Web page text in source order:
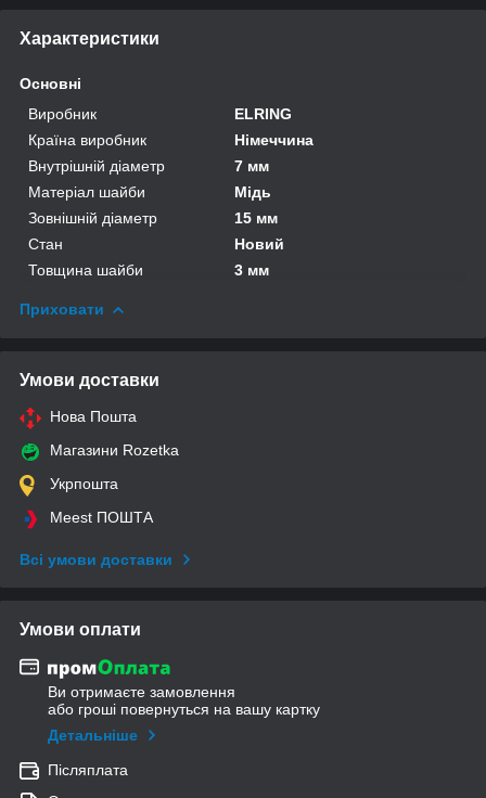
Характеристики
Основні
Виробник
ELRING
Країна виробник
Німеччина
Внутрішній діаметр
7 мм
Матеріал шайби
Мідь
Зовнішній діаметр
15 мм
Стан
Новий
Товщина шайби
3 мм
Приховати
Умови доставки
Нова Пошта
Магазини Rozetka
Укрпошта
Meest ПОШТА
Всі умови доставки
Умови оплати
Ви отримаєте замовлення
або гроші повернуться на вашу картку
Детальніше
Післяплата